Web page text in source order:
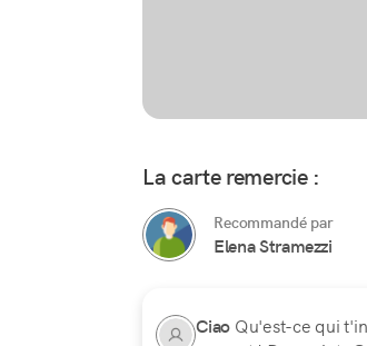
La carte remercie :
Recommandé par
Elena Stramezzi
Ciao Qu'est-ce qui